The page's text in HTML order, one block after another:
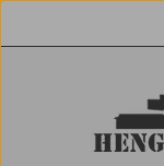
Zum Hauptinhalt